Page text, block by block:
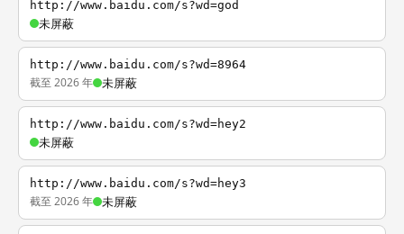
http://www.baidu.com/s?wd=god
未屏蔽
http://www.baidu.com/s?wd=8964
截至 2026 年 未屏蔽
http://www.baidu.com/s?wd=hey2
未屏蔽
http://www.baidu.com/s?wd=hey3
截至 2026 年 未屏蔽